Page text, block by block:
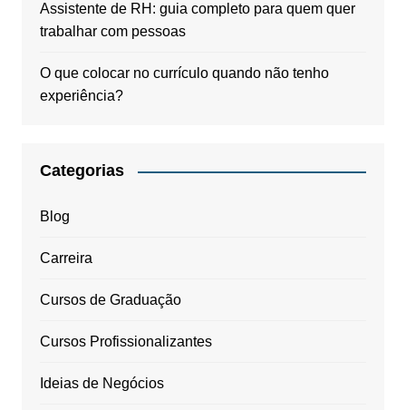
Assistente de RH: guia completo para quem quer
trabalhar com pessoas
O que colocar no currículo quando não tenho
experiência?
Categorias
Blog
Carreira
Cursos de Graduação
Cursos Profissionalizantes
Ideias de Negócios